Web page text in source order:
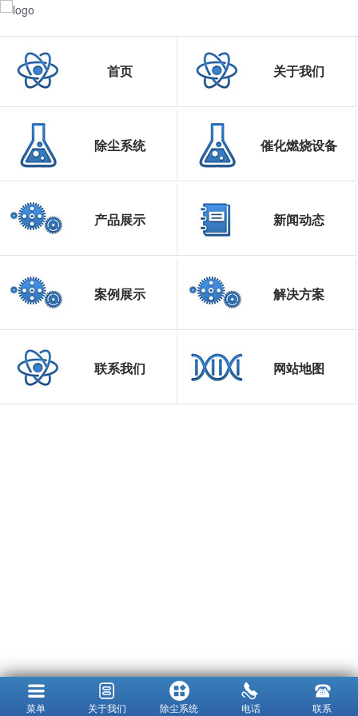
首页 关于我们
除尘系统 催化燃烧设备
产品展示 新闻动态
案例展示 解决方案
联系我们 网站地图
菜单 关于我们 除尘系统 电话 联系